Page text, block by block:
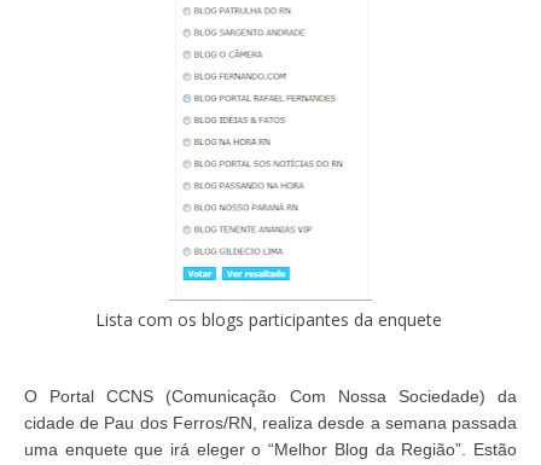
Lista com os blogs participantes da enquete
O Portal CCNS (Comunicação Com Nossa Sociedade) da
cidade de Pau dos Ferros/RN, realiza desde a semana passada
uma enquete que irá eleger o “Melhor Blog da Região”. Estão